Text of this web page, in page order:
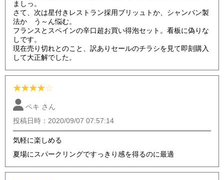
ましっ。
さて、次は星付きレストラン採用ブリッュトか、シャンパン製
法か う～ん悩む。
フランスとスペインの辛口超お買い得泡セット。看板に偽りな
しです。
現在売り切れとのこと、訳ありセールのチラシを見て即刻購入
して大正解でした。
★★★★☆
ペキ さん
投稿日時：2020/09/07 07:57:14
気軽に楽しめる
夏場にスパークリングですっきり感を得るのに最適